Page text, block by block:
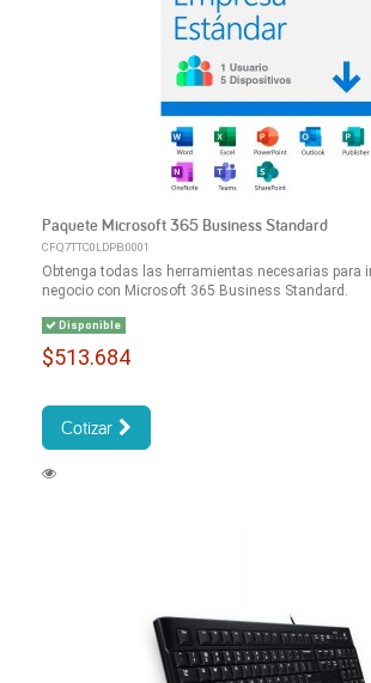
Paquete Microsoft 365 Business Standard
CFQ7TTC0LDPB:0001
Obtenga todas las herramientas necesarias para
negocio con Microsoft 365 Business Standard.
Disponible
$513.684
Cotizar